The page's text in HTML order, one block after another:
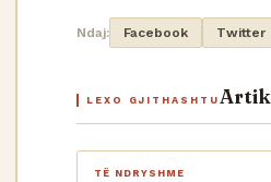
Ndaj: Facebook Twitter
LEXO GJITHASHTU
TË NDRYSHME